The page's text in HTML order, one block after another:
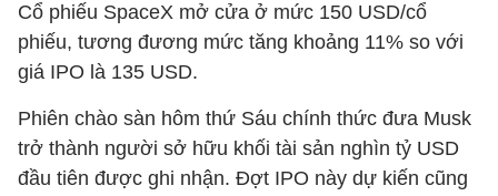
Cổ phiếu SpaceX mở cửa ở mức 150 USD/cổ
phiếu, tương đương mức tăng khoảng 11% so với
giá IPO là 135 USD.
Phiên chào sàn hôm thứ Sáu chính thức đưa Musk
trở thành người sở hữu khối tài sản nghìn tỷ USD
đầu tiên được ghi nhận. Đợt IPO này dự kiến cũng